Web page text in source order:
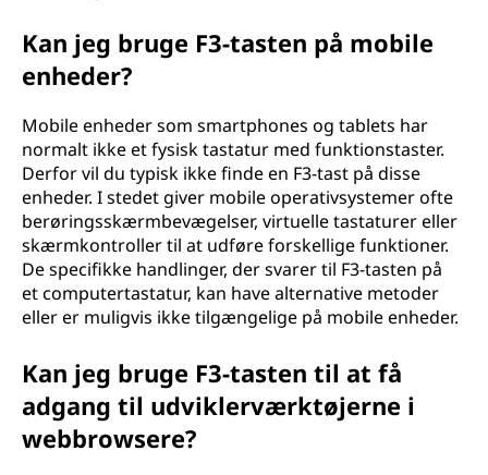
Kan jeg bruge F3-tasten på mobile
enheder?
Mobile enheder som smartphones og tablets har
normalt ikke et fysisk tastatur med funktionstaster.
Derfor vil du typisk ikke finde en F3-tast på disse
enheder. I stedet giver mobile operativsystemer ofte
berøringsskærmbevægelser, virtuelle tastaturer eller
skærmkontroller til at udføre forskellige funktioner.
De specifikke handlinger, der svarer til F3-tasten på
et computertastatur, kan have alternative metoder
eller er muligvis ikke tilgængelige på mobile enheder.
Kan jeg bruge F3-tasten til at få
adgang til udviklerværktøjerne i
webbrowsere?